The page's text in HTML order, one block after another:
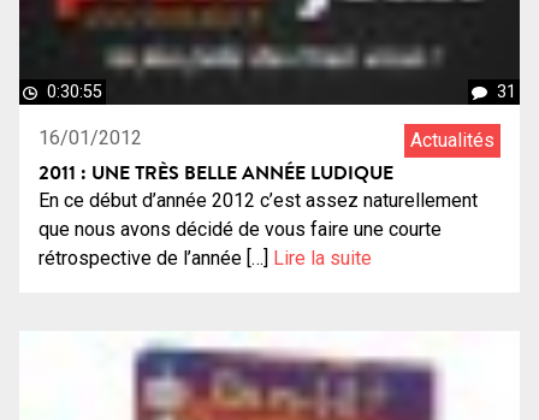
0:30:55 31
16/01/2012 Actualités
2011 : UNE TRÈS BELLE ANNÉE LUDIQUE
En ce début d’année 2012 c’est assez naturellement
que nous avons décidé de vous faire une courte
rétrospective de l’année […]
Lire la suite